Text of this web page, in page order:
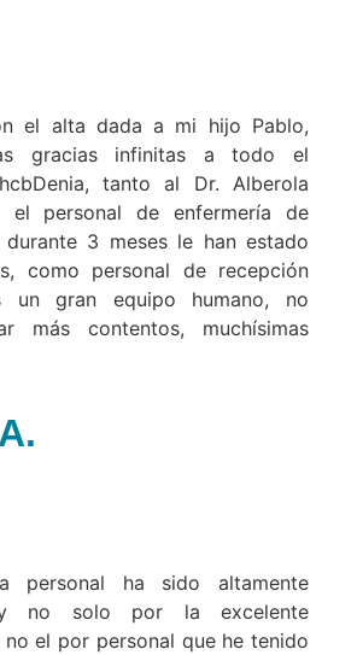
el alta dada a mi hijo Pablo,
gracias infinitas a todo el
tanto al Dr. Alberola
personal de enfermería de
durante 3 meses le han estado
como personal de recepción
un gran equipo humano, no
más contentos, muchísimas
personal ha sido altamente
y no solo por la excelente
el por personal que he tenido